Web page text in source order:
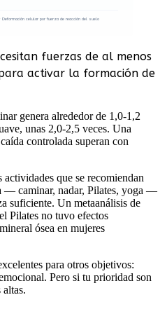
Deformación celular por fuerza de reacción del suelo
fuerzas de al menos
activar la formación de
genera alrededor de 1,0-1,2
unas 2,0-2,5 veces. Una
controlada superan con
que se recomiendan
— caminar, nadar, Pilates, yoga —
suficiente. Un metaanálisis de
Pilates no tuvo efectos
ósea en mujeres
para otros objetivos:
Pero si tu prioridad son
altas.